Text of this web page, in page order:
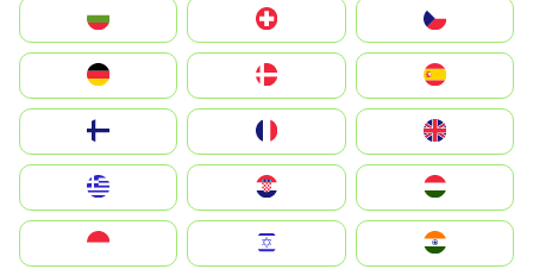
Switzerland
Deutschland
United Kingdom
Magyarország